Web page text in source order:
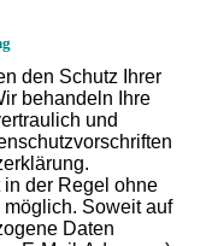
den Schutz Ihrer
behandeln Ihre
und
der Regel ohne
Soweit auf
Daten